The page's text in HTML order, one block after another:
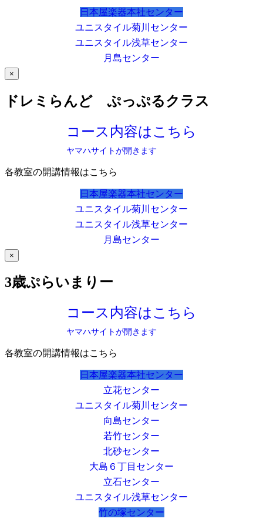
日本屋楽器本社センター
ユニスタイル菊川センター
ユニスタイル浅草センター
月島センター
×
ドレミらんど ぷっぷるクラス
コース内容はこちら
ヤマハサイトが開きます
各教室の開講情報はこちら
日本屋楽器本社センター
ユニスタイル菊川センター
ユニスタイル浅草センター
月島センター
×
3歳ぷらいまりー
コース内容はこちら
ヤマハサイトが開きます
各教室の開講情報はこちら
日本屋楽器本社センター
立花センター
ユニスタイル菊川センター
向島センター
若竹センター
北砂センター
大島６丁目センター
立石センター
ユニスタイル浅草センター
竹の塚センター